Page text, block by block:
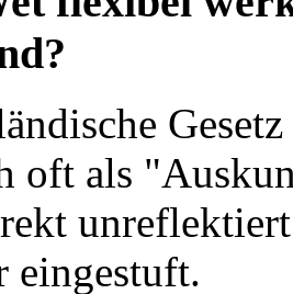
oft als
unreflektiert
eingestuft.